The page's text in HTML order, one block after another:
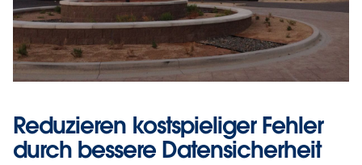
Reduzieren kostspieliger Fehler
durch bessere Datensicherheit